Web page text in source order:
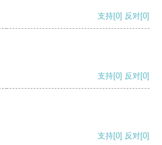
支持[0] 反对[0]
支持[0] 反对[0]
支持[0] 反对[0]